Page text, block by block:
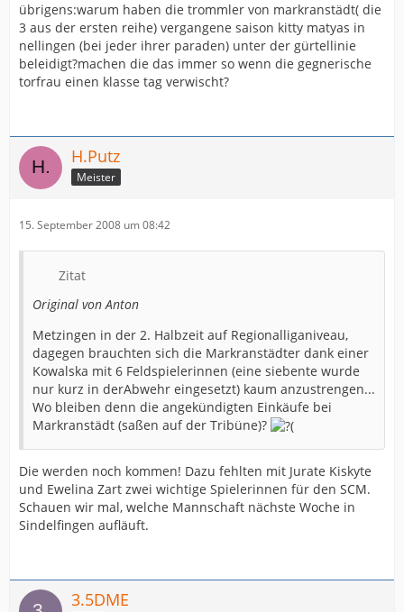
übrigens:warum haben die trommler von markranstädt( die
3 aus der ersten reihe) vergangene saison kitty matyas in
nellingen (bei jeder ihrer paraden) unter der gürtellinie
beleidigt?machen die das immer so wenn die gegnerische
torfrau einen klasse tag verwischt?
H.Putz
Meister
15. September 2008 um 08:42
Zitat
Original von Anton
Metzingen in der 2. Halbzeit auf Regionalliganiveau,
dagegen brauchten sich die Markranstädter dank einer
Kowalska mit 6 Feldspielerinnen (eine siebente wurde
nur kurz in derAbwehr eingesetzt) kaum anzustrengen...
Wo bleiben denn die angekündigten Einkäufe bei
Markranstädt (saßen auf der Tribüne)?
Die werden noch kommen! Dazu fehlten mit Jurate Kiskyte
und Ewelina Zart zwei wichtige Spielerinnen für den SCM.
Schauen wir mal, welche Mannschaft nächste Woche in
Sindelfingen aufläuft.
3.5DME